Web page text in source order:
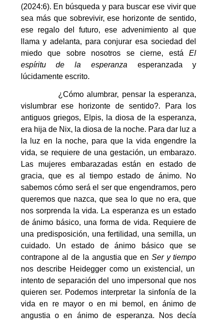
(2024:6). En búsqueda y para buscar ese vivir que
sea más que sobrevivir, ese horizonte de sentido,
ese regalo del futuro, ese advenimiento al que
llama y adelanta, para conjurar esa sociedad del
miedo que sobre nosotros se cierne, estáEl
espíritu de la esperanza esperanzada y
lúcidamente escrito.
¿Cómo alumbrar, pensar la esperanza,
vislumbrar ese horizonte de sentido?. Para los
antiguos griegos, Elpis, la diosa de la esperanza,
era hija de Nix, la diosa de la noche. Para dar luz a
la luz en la noche, para que la vida engendre la
vida, se requiere de una gestación, un embarazo.
Las mujeres embarazadas están en estado de
gracia, que es al tiempo estado de ánimo. No
sabemos cómo será el ser que engendramos, pero
queremos que nazca, que sea lo que no era, que
nos sorprenda la vida. La esperanza es un estado
de ánimo básico, una forma de vida. Requiere de
una predisposición, una fertilidad, una semilla, un
cuidado. Un estado de ánimo básico que se
contrapone al de la angustia que en Ser y tiempo
nos describe Heidegger como un existencial, un
intento de separación del uno impersonal que nos
quieren ser. Podemos interpretar la sinfonía de la
vida en re mayor o en mi bemol, en ánimo de
angustia o en ánimo de esperanza. Nos decía